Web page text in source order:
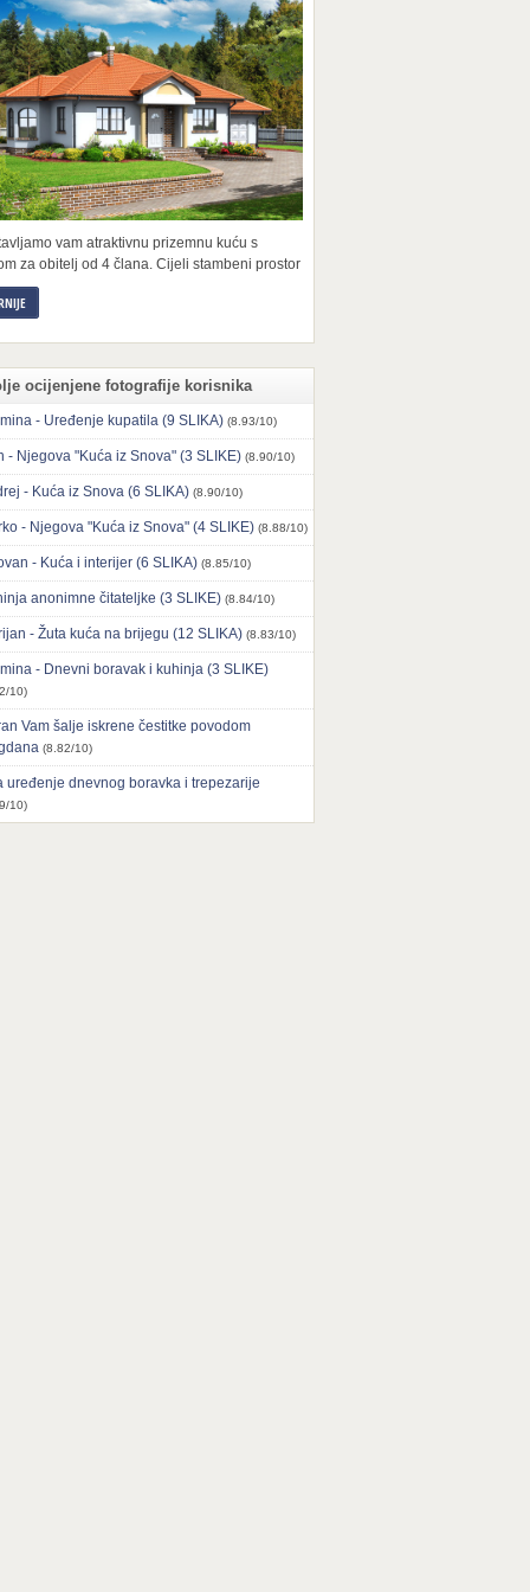
vam atraktivnu prizemnu kuću s
za obitelj od 4 člana. Cijeli stambeni prostor
ocijenjene fotografije korisnika
- Uređenje kupatila (9 SLIKA) (8.93/10)
- Njegova "Kuća iz Snova" (3 SLIKE) (8.90/10)
- Kuća iz Snova (6 SLIKA) (8.90/10)
- Njegova "Kuća iz Snova" (4 SLIKE) (8.88/10)
- Kuća i interijer (6 SLIKA) (8.85/10)
anonimne čitateljke (3 SLIKE) (8.84/10)
- Žuta kuća na brijegu (12 SLIKA) (8.83/10)
- Dnevni boravak i kuhinja (3 SLIKE)
10)
Vam šalje iskrene čestitke povodom
(8.82/10)
uređenje dnevnog boravka i trepezarije
10)